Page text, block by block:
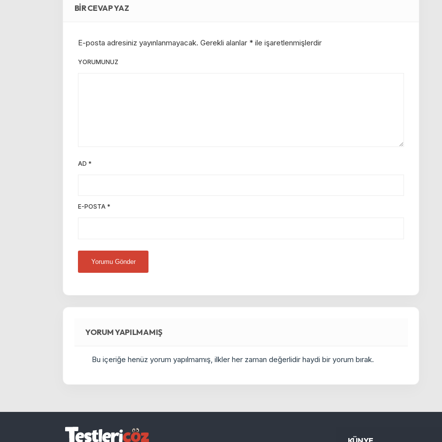
BIR CEVAP YAZ
E-posta adresiniz yayınlanmayacak. Gerekli alanlar * ile işaretlenmişlerdir
YORUMUNUZ
AD *
E-POSTA *
YORUM YAPILMAMIŞ
Bu içeriğe henüz yorum yapılmamış, ilkler her zaman değerlidir haydi bir yorum bırak.